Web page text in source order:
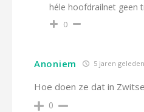
héle hoofdrailnet geen
0
Anoniem 5 jaren geleden
Hoe doen ze dat in
0